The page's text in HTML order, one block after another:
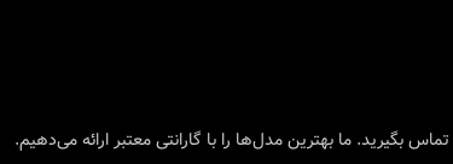
تماس بگیرید. ما بهترین مدل‌ها را با گارانتی معتبر ارائه می‌دهیم.